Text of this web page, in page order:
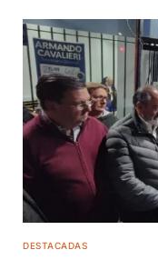
DESTACADAS